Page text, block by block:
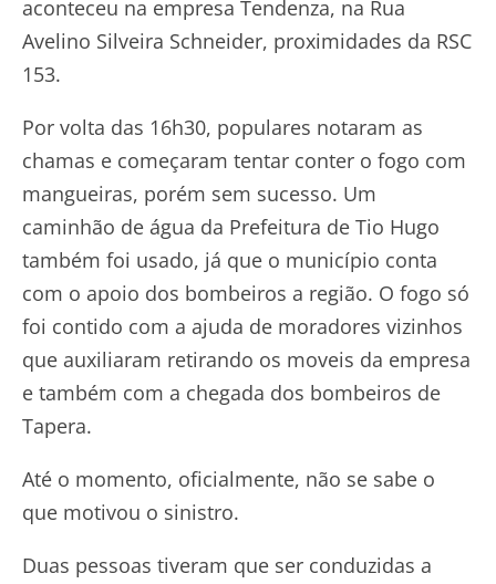
aconteceu na empresa Tendenza, na Rua
Avelino Silveira Schneider, proximidades da RSC
153.
Por volta das 16h30, populares notaram as
chamas e começaram tentar conter o fogo com
mangueiras, porém sem sucesso. Um
caminhão de água da Prefeitura de Tio Hugo
também foi usado, já que o município conta
com o apoio dos bombeiros a região. O fogo só
foi contido com a ajuda de moradores vizinhos
que auxiliaram retirando os moveis da empresa
e também com a chegada dos bombeiros de
Tapera.
Até o momento, oficialmente, não se sabe o
que motivou o sinistro.
Duas pessoas tiveram que ser conduzidas a